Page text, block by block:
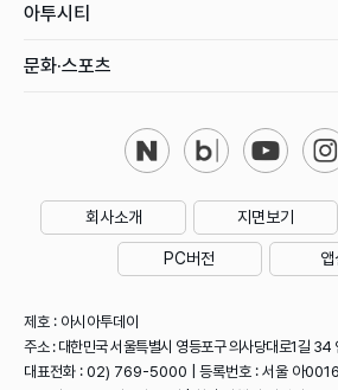
아투시티
문화·스포츠
회사소개 지면보기
PC버전 앱
제호 : 아시아투데이
주소 : 대한민국 서울특별시 영등포구 의사당대로1길 34
대표전화 : 02) 769-5000 | 등록번호 : 서울 아